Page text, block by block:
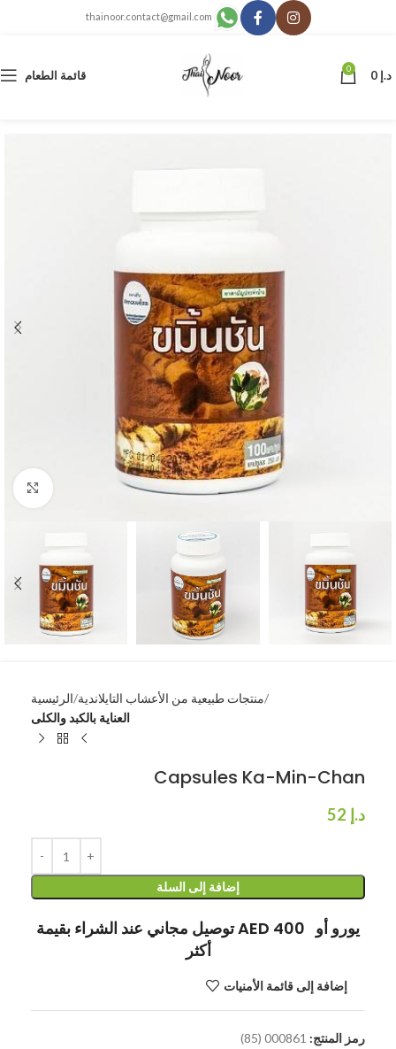
thainoor.contact@gmail.com
قائمة الطعام 0 د.إ
الرئيسية منتجات طبيعية من الأعشاب التايلاندية
العناية بالكبد والكلى
Capsules Ka-Min-Chan
د.إ
إضافة إلى السلة
توصيل مجاني عند الشراء بقيمة AED 400 يورو أو
أكثر
إضافة إلى قائمة الأمنيات
رمز المنتج: 000861 (85)